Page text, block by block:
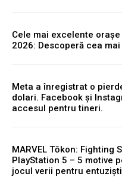
Cele mai excelente
2026: Descoperă cea
Meta a înregistrat o
dolari. Facebook și
accesul pentru tineri.
MARVEL Tōkon: Fighting
PlayStation 5 – 5 motive
jocul verii pentru